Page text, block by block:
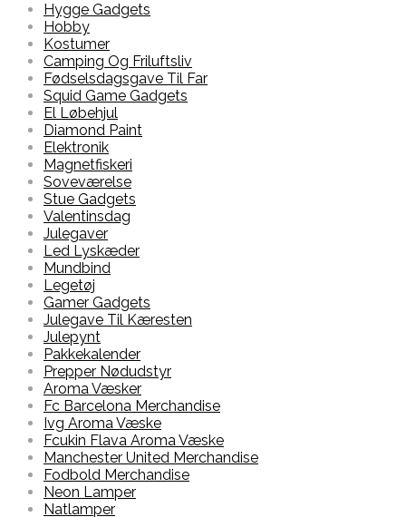
Hygge Gadgets
Hobby
Kostumer
Camping Og Friluftsliv
Fødselsdagsgave Til Far
Squid Game Gadgets
El Løbehjul
Diamond Paint
Elektronik
Magnetfiskeri
Soveværelse
Stue Gadgets
Valentinsdag
Julegaver
Led Lyskæder
Mundbind
Legetøj
Gamer Gadgets
Julegave Til Kæresten
Julepynt
Pakkekalender
Prepper Nødudstyr
Aroma Væsker
Fc Barcelona Merchandise
Ivg Aroma Væske
Fcukin Flava Aroma Væske
Manchester United Merchandise
Fodbold Merchandise
Neon Lamper
Natlamper